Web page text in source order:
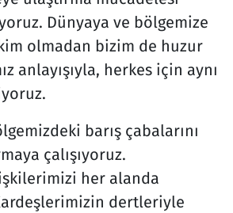
Dünyaya ve bölgemize
olmadan bizim de huzur
anlayışıyla, herkes için aynı
barış çabalarını
çalışıyoruz.
her alanda
dertleriyle